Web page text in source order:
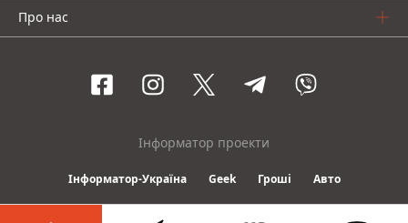
Про нас
Інформатор проекти
Інформатор-Україна Geek Гроші Авто